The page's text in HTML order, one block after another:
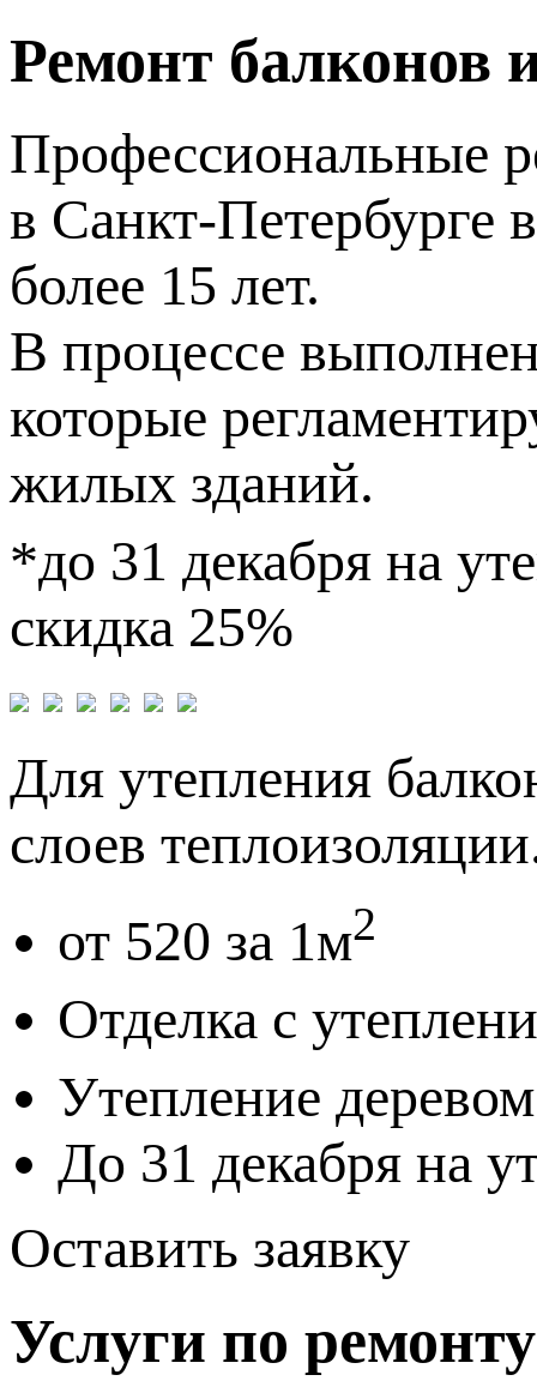
Ремонт балконов
Профессиональные
в Санкт-Петербурге
более 15 лет.
В процессе
которые
жилых зданий.
*до 31 декабря на
скидка 25%
Для утепления
слоев
от 520 за 1м2
Отделка с
Утепление
До 31 декабря на
Оставить заявку
Услуги по